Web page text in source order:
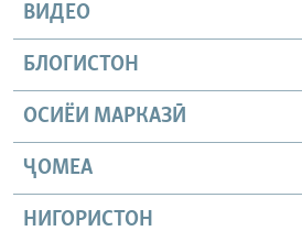
ВИДЕО
БЛОГИСТОН
ОСИЁИ МАРКАЗӢ
ҶОМEА
НИГОРИСТОН